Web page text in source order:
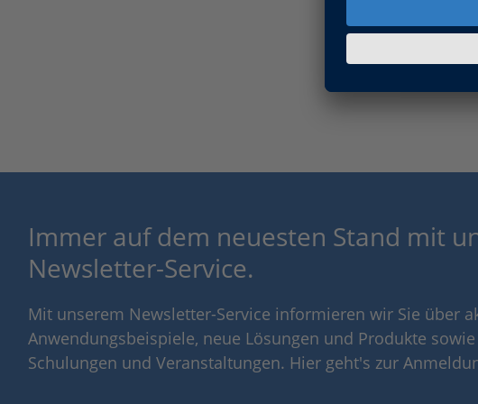
Immer auf dem neuesten Stand mit
Newsletter-Service.
Mit unserem Newsletter-Service informieren wir Sie über
Anwendungsbeispiele, neue Lösungen und Produkte
Schulungen und Veranstaltungen. Hier geht's zur